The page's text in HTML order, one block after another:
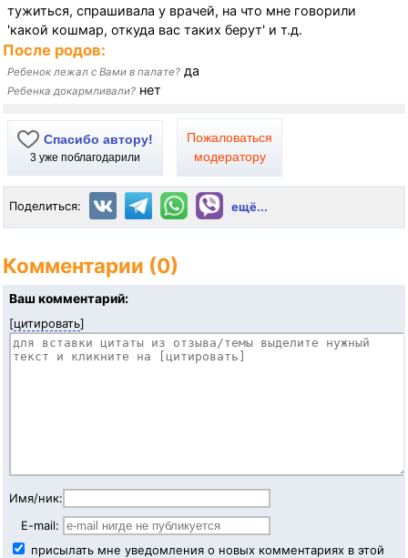
тужиться, спрашивала у врачей, на что мне говорили
'какой кошмар, откуда вас таких берут' и т.д.
После родов:
Ребенок лежал с Вами в палате? да
Ребенка докармливали? нет
Спасибо автору!
3 уже поблагодарили
Пожаловаться
модератору
Поделиться: ещё...
Комментарии (0)
Ваш комментарий:
[цитировать]
Имя/ник:
E-mail:
присылать мне уведомления о новых комментариях в этой